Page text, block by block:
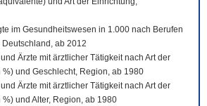
im Gesundheitswesen in 1.000 nach Berufen
ab 2012
Ärzte mit ärztlicher Tätigkeit nach Art der
und Geschlecht, Region, ab 1980
Ärzte mit ärztlicher Tätigkeit nach Art der
und Alter, Region, ab 1980